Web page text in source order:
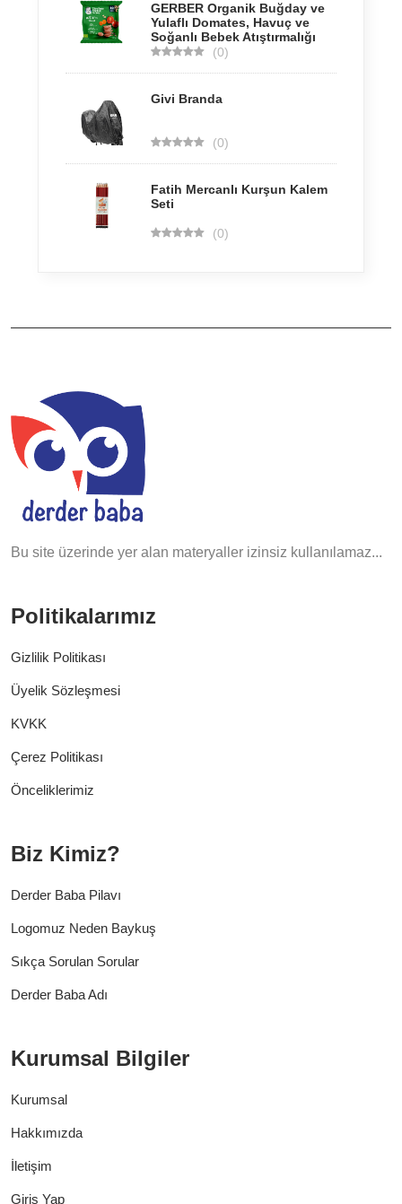
GERBER Organik Buğday ve
Yulaflı Domates, Havuç ve
Soğanlı Bebek Atıştırmalığı
(0)
Givi Branda
(0)
Fatih Mercanlı Kurşun Kalem
Seti
(0)
Bu site üzerinde yer alan materyaller izinsiz kullanılamaz...
Politikalarımız
Gizlilik Politikası
Üyelik Sözleşmesi
KVKK
Çerez Politikası
Önceliklerimiz
Biz Kimiz?
Derder Baba Pilavı
Logomuz Neden Baykuş
Sıkça Sorulan Sorular
Derder Baba Adı
Kurumsal Bilgiler
Kurumsal
Hakkımızda
İletişim
Giriş Yap